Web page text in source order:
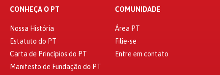
CONHEÇA O PT
Nossa História
Estatuto do PT
Carta de Princípios do PT
Manifesto de Fundação do PT
COMUNIDADE
Área PT
Filie-se
Entre em contato